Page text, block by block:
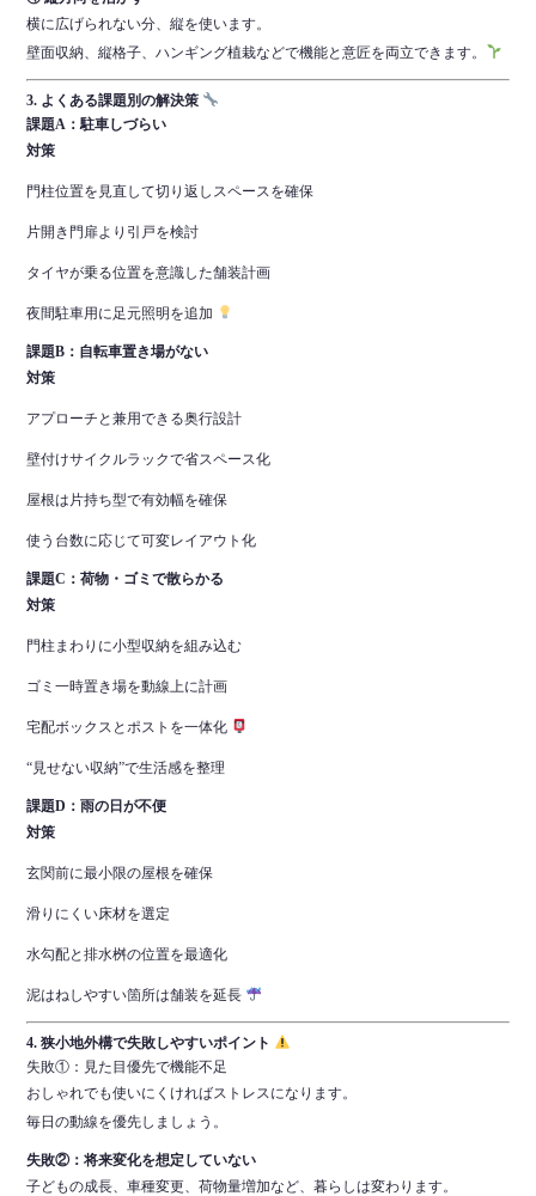
横に広げられない分、縦を使います。
壁面収納、縦格子、ハンギング植栽などで機能と意匠を両立できます。
3. よくある課題別の解決策
課題A：駐車しづらい
対策
門柱位置を見直して切り返しスペースを確保
片開き門扉より引戸を検討
タイヤが乗る位置を意識した舗装計画
夜間駐車用に足元照明を追加
課題B：自転車置き場がない
対策
アプローチと兼用できる奥行設計
壁付けサイクルラックで省スペース化
屋根は片持ち型で有効幅を確保
使う台数に応じて可変レイアウト化
課題C：荷物・ゴミで散らかる
対策
門柱まわりに小型収納を組み込む
ゴミ一時置き場を動線上に計画
宅配ボックスとポストを一体化
“見せない収納”で生活感を整理
課題D：雨の日が不便
対策
玄関前に最小限の屋根を確保
滑りにくい床材を選定
水勾配と排水桝の位置を最適化
泥はねしやすい箇所は舗装を延長
4. 狭小地外構で失敗しやすいポイント
失敗①：見た目優先で機能不足
おしゃれでも使いにくければストレスになります。
毎日の動線を優先しましょう。
失敗②：将来変化を想定していない
子どもの成長、車種変更、荷物量増加など、暮らしは変わります。